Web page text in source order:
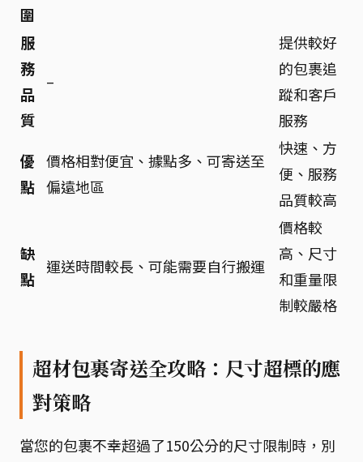
圍
服
務
品
質
–
提供較好
的包裹追
蹤和客戶
服務
優
點
價格相對便宜、據點多、可寄送至
偏遠地區
快速、方
便、服務
品質較高
缺
點
運送時間較長、可能需要自行搬運
價格較
高、尺寸
和重量限
制較嚴格
超材包裹寄送全攻略：尺寸超標的應
對策略
當您的包裹不幸超過了150公分的尺寸限制時，別